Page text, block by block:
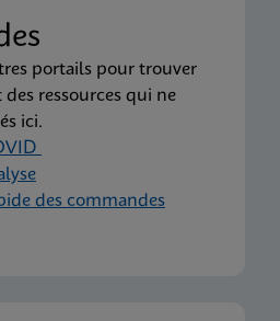
portails pour trouver
ressources qui ne
ici.
des commandes